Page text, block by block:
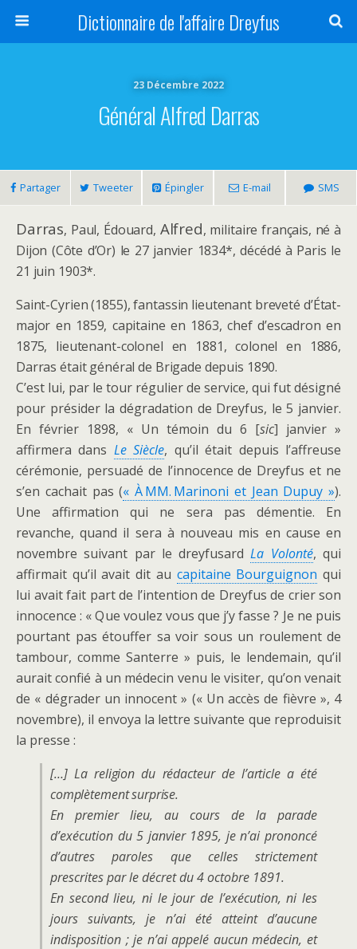
Dictionnaire de l'affaire Dreyfus
23 Décembre 2022
Général Alfred Darras
Partager Tweeter Épingler E-mail SMS
Darras, Paul, Édouard, Alfred, militaire français, né à
Dijon (Côte d’Or) le 27 janvier 1834*, décédé à Paris le
21 juin 1903*.
Saint-Cyrien (1855), fantassin lieutenant breveté d’État-
major en 1859, capitaine en 1863, chef d’escadron en
1875, lieutenant-colonel en 1881, colonel en 1886,
Darras était général de Brigade depuis 1890.
C’est lui, par le tour régulier de service, qui fut désigné
pour présider la dégradation de Dreyfus, le 5 janvier.
En février 1898, « Un témoin du 6 [sic] janvier »
affirmera dans Le Siècle, qu’il était depuis l’affreuse
cérémonie, persuadé de l’innocence de Dreyfus et ne
s’en cachait pas (« À MM. Marinoni et Jean Dupuy »).
Une affirmation qui ne sera pas démentie. En
revanche, quand il sera à nouveau mis en cause en
novembre suivant par le dreyfusardLa Volonté, qui
affirmait qu’il avait dit au capitaine Bourguignon qui
lui avait fait part de l’intention de Dreyfus de crier son
innocence : « Que voulez vous que j’y fasse ? Je ne puis
pourtant pas étouffer sa voir sous un roulement de
tambour, comme Santerre » puis, le lendemain, qu’il
aurait confié à un médecin venu le visiter, qu’on venait
de « dégrader un innocent » (« Un accès de fièvre », 4
novembre), il envoya la lettre suivante que reproduisit
la presse :
[…] La religion du rédacteur de l’article a été
complètement surprise.
En premier lieu, au cours de la parade
d’exécution du 5 janvier 1895, je n’ai prononcé
d’autres paroles que celles strictement
prescrites par le décret du 4 octobre 1891.
En second lieu, ni le jour de l’exécution, ni les
jours suivants, je n’ai été atteint d’aucune
indisposition ; je n’ai appelé aucun médecin, et